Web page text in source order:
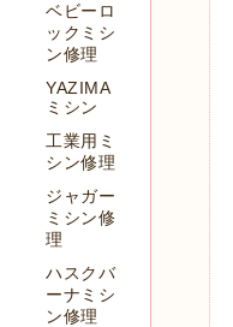
ベビーロ
ックミシ
ン修理
YAZIMA
ミシン
工業用ミ
シン修理
ジャガー
ミシン修
理
ハスクバ
ーナミシ
ン修理